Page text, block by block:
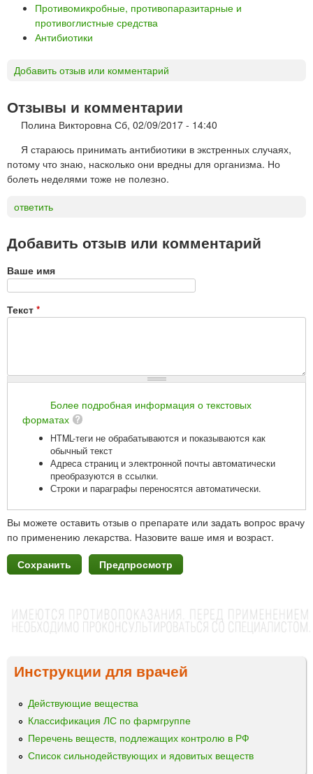
Противомикробные, противопаразитарные и
противоглистные средства
Антибиотики
Добавить отзыв или комментарий
Отзывы и комментарии
Полина Викторовна Сб, 02/09/2017 - 14:40
Я стараюсь принимать антибиотики в экстренных случаях,
потому что знаю, насколько они вредны для организма. Но
болеть неделями тоже не полезно.
ответить
Добавить отзыв или комментарий
Ваше имя
Текст *
Более подробная информация о текстовых
форматах
HTML-теги не обрабатываются и показываются как
обычный текст
Адреса страниц и электронной почты автоматически
преобразуются в ссылки.
Строки и параграфы переносятся автоматически.
Вы можете оставить отзыв о препарате или задать вопрос врачу
по применению лекарства. Назовите ваше имя и возраст.
Инструкции для врачей
Действующие вещества
Классификация ЛС по фармгруппе
Перечень веществ, подлежащих контролю в РФ
Список сильнодействующих и ядовитых веществ